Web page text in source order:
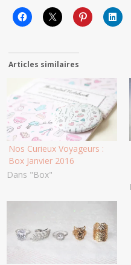
Articles similaires
Nos Curieux Voyageurs :
Box Janvier 2016
Dans "Box"